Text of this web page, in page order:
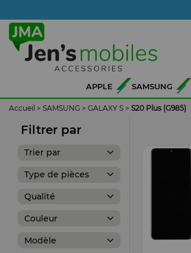
APPLE SAMSUNG
Accueil > SAMSUNG > GALAXY S > S20 Plus (G985)
Filtrer par
Trier par
Type de pièces
Qualité
Couleur
Modèle